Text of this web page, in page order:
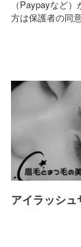
（Paypayなど
方は保護者の同
アイラッシ